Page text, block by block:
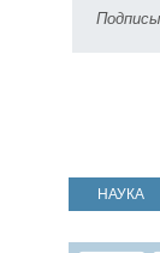
НАУКА